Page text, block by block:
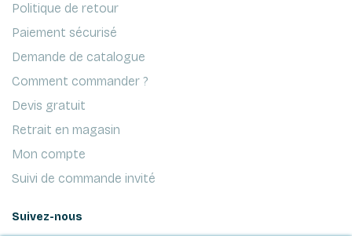
Politique de retour
Paiement sécurisé
Demande de catalogue
Comment commander ?
Devis gratuit
Retrait en magasin
Mon compte
Suivi de commande invité
Suivez-nous